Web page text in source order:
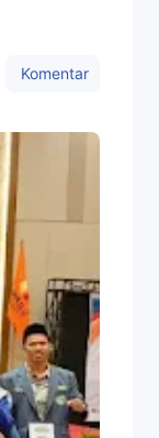
Komentar